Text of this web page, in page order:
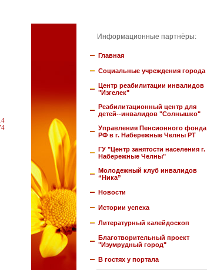
Информационные партнёры:
Главная
Социальные учреждения города
Центр реабилитации инвалидов
"Изгелек"
Реабилитационный центр для
детей--инвалидов "Солнышко"
Управления Пенсионного фонда
РФ в г. Набережные Челны РТ
ГУ "Центр занятости населения г.
Набережные Челны"
Молодежный клуб инвалидов
“Ника”
Новости
Истории успеха
Литературный калейдоскоп
Благотворительный проект
"Изумрудный город"
В гостях у портала